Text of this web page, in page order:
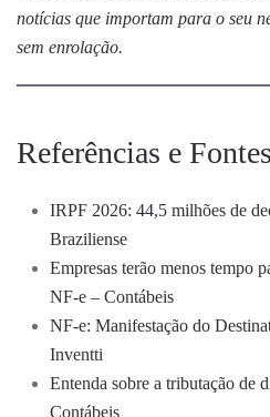
notícias que importam para o seu
sem enrolação.
Referências e Fontes
IRPF 2026: 44,5 milhões de
Braziliense
Empresas terão menos tempo
NF-e – Contábeis
NF-e: Manifestação do
Inventti
Entenda sobre a tributação de
Contábeis